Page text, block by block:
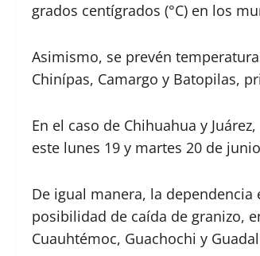
grados centígrados (°C) en los
Asimismo, se prevén
Chinípas, Camargo y Batopilas,
En el caso de Chihuahua y
este lunes 19 y martes 20 de
De igual manera, la
posibilidad de caída de granizo,
Cuauhtémoc, Guachochi y